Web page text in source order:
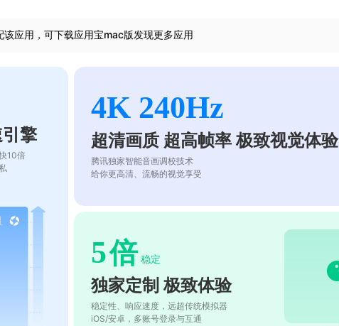
应用，可下载应用宝mac版发现更多应用
擎
10倍
4K 240Hz
超清画质 超高帧率 极致视觉体验
腾讯独家智能音画调校技术
给你更高清、流畅的视觉享受
5倍 稳定
独家定制 极致体验
稳定性、响应速度，远超传统模拟器
iOS/安卓，多账号登录与互通